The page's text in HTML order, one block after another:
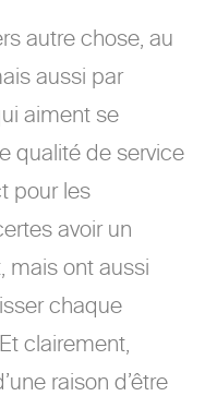
autre chose, au
aussi par
aiment se
qualité de service
pour les
avoir un
mais ont aussi
chaque
clairement,
raison d’être